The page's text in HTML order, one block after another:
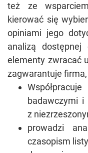
też ze
kierować się
opiniami jego
analizą
elementy zwracać
zagwarantuje
badawczymi i
z
prowadzi
czasopism